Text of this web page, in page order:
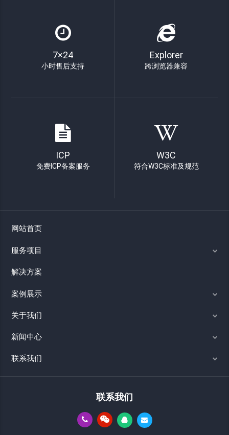
7×24
小时售后支持
Explorer
跨浏览器兼容
ICP
免费ICP备案服务
W3C
符合W3C标准及规范
网站首页
服务项目
解决方案
案例展示
关于我们
新闻中心
联系我们
联系我们